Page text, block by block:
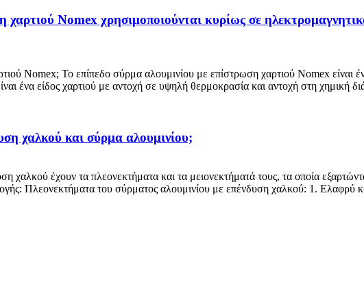
χαρτιού Nomex χρησιμοποιούνται κυρίως σε
Nomex; Το επίπεδο σύρμα αλουμινίου με επίστρωση χαρτιού Nomex είναι
ένα είδος χαρτιού με αντοχή σε υψηλή θερμοκρασία και αντοχή στη χημική
χαλκού και σύρμα αλουμινίου;
χαλκού έχουν τα πλεονεκτήματα και τα μειονεκτήματά τους, τα οποία
Πλεονεκτήματα του σύρματος αλουμινίου με επένδυση χαλκού: 1. Ελαφρύ